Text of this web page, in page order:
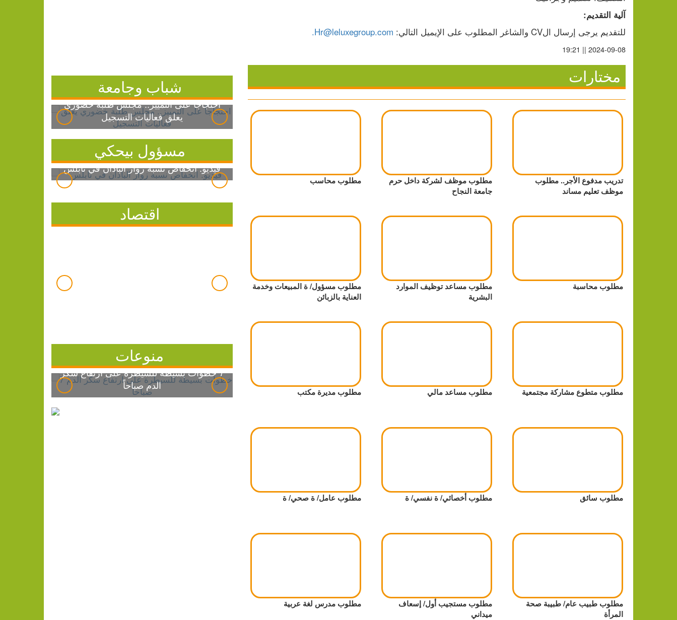
آلية التقديم:
للتقديم يرجى إرسال الCV والشاغر المطلوب على الإيميل التالي: Hr@leluxegroup.com.
2024-09-08 || 19:21
مختارات
تدريب مدفوع الأجر.. مطلوب
موظف تعليم مساند
مطلوب موظف لشركة داخل حرم
جامعة النجاح
مطلوب محاسب
مطلوب محاسبة
مطلوب مساعد توظيف الموارد
البشرية
مطلوب مسؤول/ ة المبيعات وخدمة
العناية بالزبائن
مطلوب متطوع مشاركة مجتمعية مطلوب مساعد مالي مطلوب مديرة مكتب
مطلوب سائق مطلوب أخصائي/ ة نفسي/ ة مطلوب عامل/ ة صحي/ ة
مطلوب طبيب عام/ طبيبة صحة
المرأة
مطلوب مستجيب أول/ إسعاف
ميداني
مطلوب مدرس لغة عربية
شباب وجامعة
احتجاجاً على التمييز.. مجلس طلبة خضوري
يعلق فعاليات التسجيل
مسؤول بيحكي
فيديو: انخفاض نسبة زوار الباذان في نابلس
اقتصاد
منوعات
7 خطوات بسيطة للسيطرة على ارتفاع سكر
الدم صباحاً